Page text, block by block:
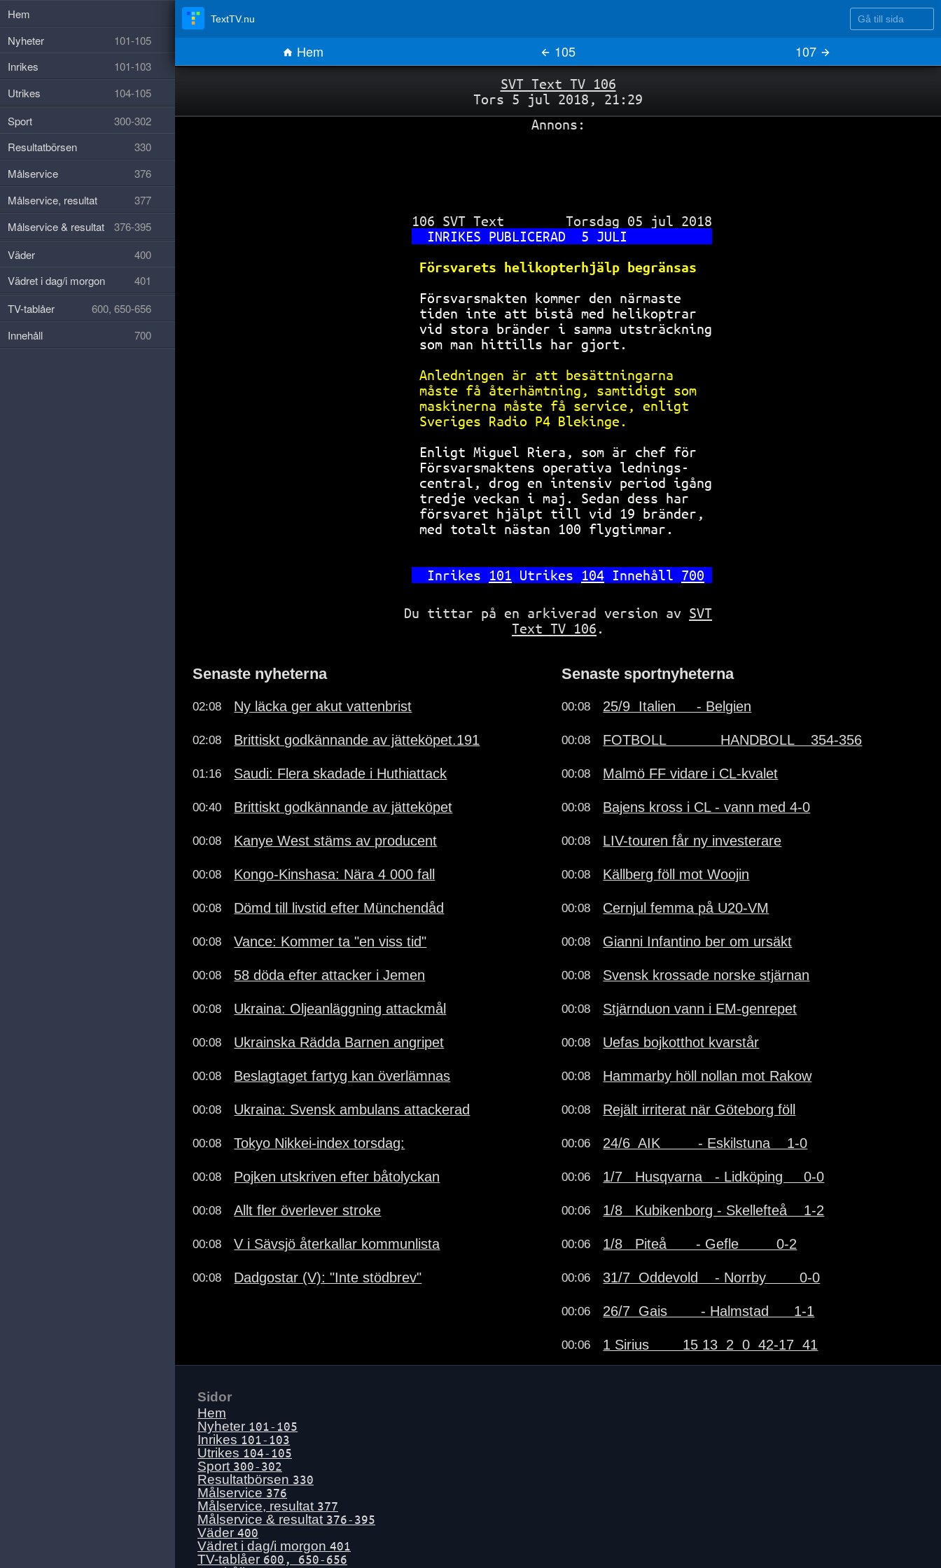
SVT Text TV 106
Tors 5 jul 2018, 21:29
Annons:
106 SVT Text        Torsdag 05 jul 2018
INRIKES PUBLICERAD  5 JULI
Försvarets helikopterhjälp begränsas
Försvarsmakten kommer den närmaste
tiden inte att bistå med helikoptrar
vid stora bränder i samma utsträckning
som man hittills har gjort.
Anledningen är att besättningarna
måste få återhämtning, samtidigt som
maskinerna måste få service, enligt
Sveriges Radio P4 Blekinge.
Enligt Miguel Riera, som är chef för
Försvarsmaktens operativa lednings-
central, drog en intensiv period igång
tredje veckan i maj. Sedan dess har
försvaret hjälpt till vid 19 bränder,
med totalt nästan 100 flygtimmar.
Inrikes 101 Utrikes 104 Innehåll 700
Du tittar på en arkiverad version av SVT
Text TV 106 .
Senaste nyheterna
02:08 Ny läcka ger akut vattenbrist
02:08 Brittiskt godkännande av jätteköpet.191
01:16 Saudi: Flera skadade i Huthiattack
00:40 Brittiskt godkännande av jätteköpet
00:08 Kanye West stäms av producent
00:08 Kongo-Kinshasa: Nära 4 000 fall
00:08 Dömd till livstid efter Münchendåd
00:08 Vance: Kommer ta "en viss tid"
00:08 58 döda efter attacker i Jemen
00:08 Ukraina: Oljeanläggning attackmål
00:08 Ukrainska Rädda Barnen angripet
00:08 Beslagtaget fartyg kan överlämnas
00:08 Ukraina: Svensk ambulans attackerad
00:08 Tokyo Nikkei-index torsdag:
00:08 Pojken utskriven efter båtolyckan
00:08 Allt fler överlever stroke
00:08 V i Sävsjö återkallar kommunlista
00:08 Dadgostar (V): "Inte stödbrev"
Senaste sportnyheterna
00:08 25/9  Italien     - Belgien
00:08 FOTBOLL             HANDBOLL    354-356
00:08 Malmö FF vidare i CL-kvalet
00:08 Bajens kross i CL - vann med 4-0
00:08 LIV-touren får ny investerare
00:08 Källberg föll mot Woojin
00:08 Cernjul femma på U20-VM
00:08 Gianni Infantino ber om ursäkt
00:08 Svensk krossade norske stjärnan
00:08 Stjärnduon vann i EM-genrepet
00:08 Uefas bojkotthot kvarstår
00:08 Hammarby höll nollan mot Rakow
00:08 Rejält irriterat när Göteborg föll
00:06 24/6  AIK         - Eskilstuna    1-0
00:06 1/7   Husqvarna   - Lidköping     0-0
00:06 1/8   Kubikenborg - Skellefteå    1-2
00:06 1/8   Piteå       - Gefle         0-2
00:06 31/7  Oddevold    - Norrby        0-0
00:06 26/7  Gais        - Halmstad      1-1
00:06 1 Sirius        15 13  2  0  42-17  41
TextTV.nu Gå till sida
Hem 105 107
Sidor
Hem
Nyheter 101-105
Inrikes 101-103
Utrikes 104-105
Sport 300-302
Resultatbörsen 330
Målservice 376
Målservice, resultat 377
Målservice & resultat 376-395
Väder 400
Vädret i dag/i morgon 401
TV-tablåer 600, 650-656
Hem
Nyheter
101-105
Inrikes
101-103
Utrikes
104-105
Sport
300-302
Resultatbörsen
330
Målservice
376
Målservice, resultat
377
Målservice & resultat
376-395
Väder
400
Vädret i dag/i morgon
401
TV-tablåer
600, 650-656
Innehåll
700